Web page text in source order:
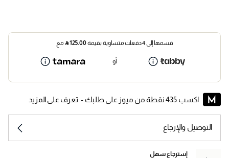
قسمها إلى 4 دفعات متساوية بقيمة 125.00
⃁ مع
أو
اكسب 435 نقطة من ميوز على طلبك - تعرف على المزيد
التوصيل والإرجاع
إسترجاع سهل